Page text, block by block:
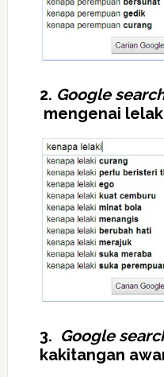
2. Google
mengenai
3. Google
kakitangan